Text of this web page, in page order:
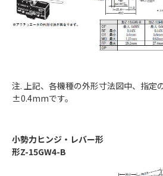
注. 上記、各機種の外形寸法図中、指定
±0.4mmです。
小勢力ヒンジ・レバー形
形Z-15GW4-B